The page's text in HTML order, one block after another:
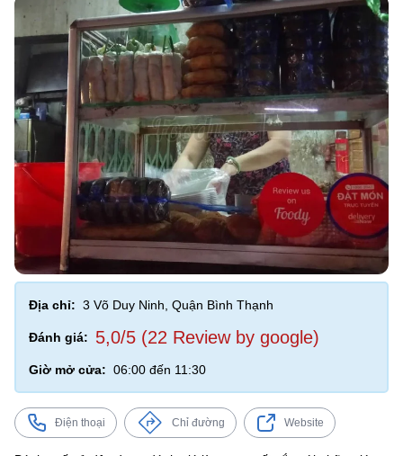
Địa chỉ: 3 Võ Duy Ninh, Quận Bình Thạnh
Đánh giá: 5,0/5 (22 Review by google)
Giờ mở cửa: 06:00 đến 11:30
Điện thoại Chỉ đường Website